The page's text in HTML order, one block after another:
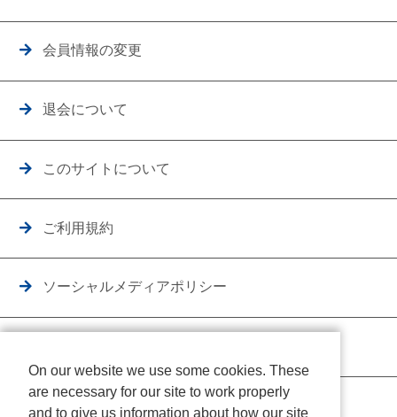
会員情報の変更
退会について
このサイトについて
ご利用規約
ソーシャルメディアポリシー
クッキーポリシー
On our website we use some cookies. These
are necessary for our site to work properly
and to give us information about how our site